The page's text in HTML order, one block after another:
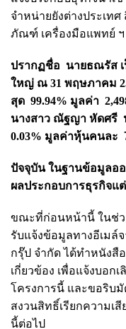
จำหน่ายยังต่างประเท
ภัณฑ์ เครื่องมือแพทย์ ฯ
ปรากฏชื่อ นายธณรัส
ใหญ่ ณ 31 พฤษภาคม
สุด 99.94% มูลค่า
นางสาว ณัฐญา หัดศรี
0.03% มูลค่าหุ้นคนละ
ปัจจุบัน ในฐานข้อมูลอ
ผลประกอบการธุรกิจแ
ขณะที่ก่อนหน้านี้ ในช่ว
รับแจ้งข้อมูลทางอีเมล์
กรุ๊ป จำกัด ได้ทำหนังสื
เกี่ยวข้อง เพื่อแจ้งบอ
โครงการนี้ และขอริบ
สงวนสิทธิ์เรียกความเ
นี้ต่อไป